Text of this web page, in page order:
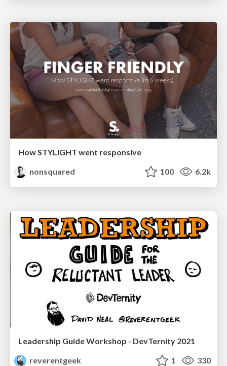
How STYLIGHT went responsive
nonsquared
100 6.2k
Leadership Guide Workshop - DevTernity 2021
reverentgeek
1 330